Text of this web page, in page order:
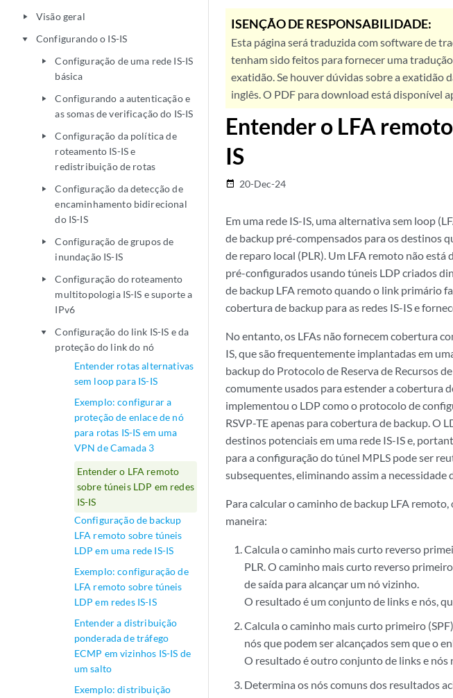
play_arrow Visão geral
play_arrow Configurando o IS-IS
play_arrow
Configuração de uma rede IS-IS
básica
play_arrow
Configurando a autenticação e
as somas de verificação do IS-IS
play_arrow
Configuração da política de
roteamento IS-IS e
redistribuição de rotas
play_arrow
Configuração da detecção de
encaminhamento bidirecional
do IS-IS
play_arrow
Configuração de grupos de
inundação IS-IS
play_arrow
Configuração do roteamento
multitopologia IS-IS e suporte a
IPv6
play_arrow
Configuração do link IS-IS e da
proteção do link do nó
Entender rotas alternativas
sem loop para IS-IS
Exemplo: configurar a
proteção de enlace de nó
para rotas IS-IS em uma
VPN de Camada 3
Entender o LFA remoto
sobre túneis LDP em redes
IS-IS
Configuração de backup
LFA remoto sobre túneis
LDP em uma rede IS-IS
Exemplo: configuração de
LFA remoto sobre túneis
LDP em redes IS-IS
Entender a distribuição
ponderada de tráfego
ECMP em vizinhos IS-IS de
um salto
Exemplo: distribuição
ISENÇÃO DE RESPONSABILIDADE:
Esta página será traduzida com software de
tenham sido feitos para fornecer uma
exatidão. Se houver dúvidas sobre a exatidão
inglês. O PDF para download está disponível
Entender o LFA
IS
date_range 20-Dec-24
Em uma rede IS-IS, uma alternativa sem loop
de backup pré-compensados para os destinos
de reparo local (PLR). Um LFA remoto não
pré-configurados usando túneis LDP criados
de backup LFA remoto quando o link primário
cobertura de backup para as redes IS-IS e
No entanto, os LFAs não fornecem cobertura
IS, que são frequentemente implantadas em
backup do Protocolo de Reserva de Recursos
comumente usados para estender a cobertura
implementou o LDP como o protocolo de
RSVP-TE apenas para cobertura de backup.
destinos potenciais em uma rede IS-IS e,
para a configuração do túnel MPLS pode ser
subsequentes, eliminando assim a
Para calcular o caminho de backup LFA
maneira:
Calcula o caminho mais curto reverso
PLR. O caminho mais curto reverso
de saída para alcançar um nó vizinho.
O resultado é um conjunto de links e nós,
Calcula o caminho mais curto primeiro
nós que podem ser alcançados sem que o
O resultado é outro conjunto de links e nós
Determina os nós comuns dos resultados